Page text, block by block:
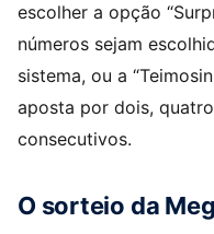
escolher a opção
números sejam
sistema, ou a
aposta por dois,
consecutivos.
O sorteio da